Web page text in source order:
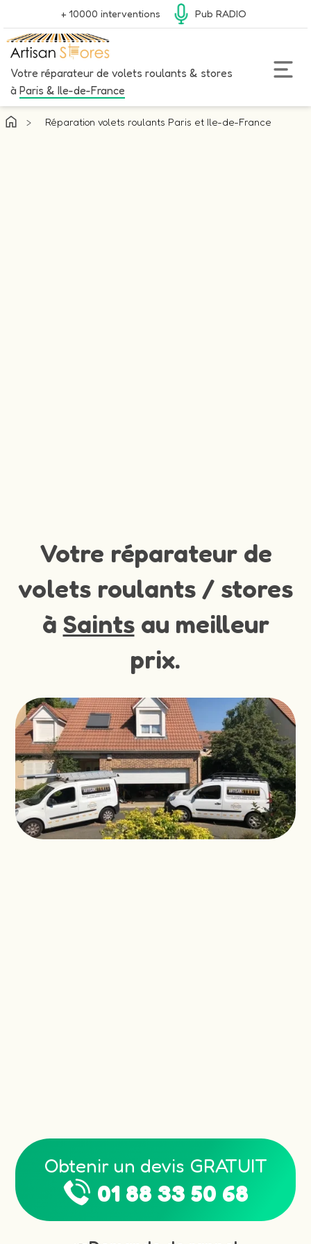
+ 10000 interventions Pub RADIO
Votre réparateur de volets roulants & stores
à Paris & Ile-de-France
> Réparation volets roulants Paris et Ile-de-France
Votre réparateur de
volets roulants / stores
à Saintsau meilleur
prix.
Obtenir un devis GRATUIT
01 88 33 50 68